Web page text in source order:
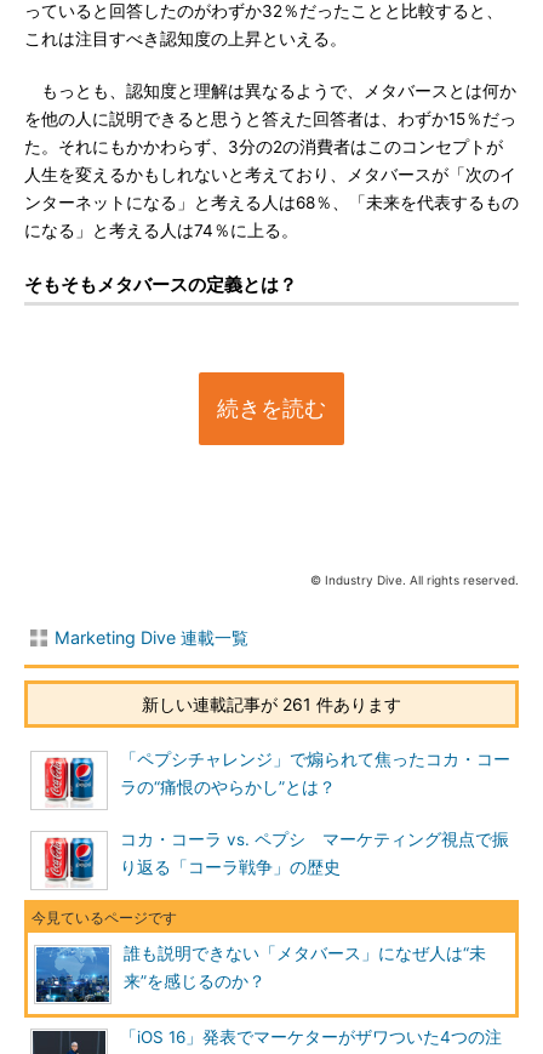
っていると回答したのがわずか32％だったことと比較すると、
これは注目すべき認知度の上昇といえる。
もっとも、認知度と理解は異なるようで、メタバースとは何か
を他の人に説明できると思うと答えた回答者は、わずか15％だっ
た。それにもかかわらず、3分の2の消費者はこのコンセプトが
人生を変えるかもしれないと考えており、メタバースが「次のイ
ンターネットになる」と考える人は68％、「未来を代表するもの
になる」と考える人は74％に上る。
そもそもメタバースの定義とは？
続きを読む
© Industry Dive. All rights reserved.
Marketing Dive 連載一覧
新しい連載記事が 261 件あります
「ペプシチャレンジ」で煽られて焦ったコカ・コー
ラの“痛恨のやらかし”とは？
コカ・コーラ vs. ペプシ マーケティング視点で振
り返る「コーラ戦争」の歴史
誰も説明できない「メタバース」になぜ人は“未
来”を感じるのか？
「iOS 16」発表でマーケターがザワついた4つの注